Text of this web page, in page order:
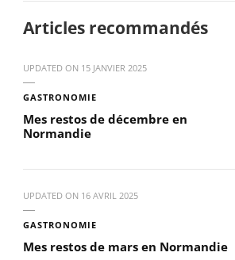
Articles recommandés
UPDATED ON 15 JANVIER 2025
GASTRONOMIE
Mes restos de décembre en
Normandie
UPDATED ON 16 AVRIL 2025
GASTRONOMIE
Mes restos de mars en Normandie